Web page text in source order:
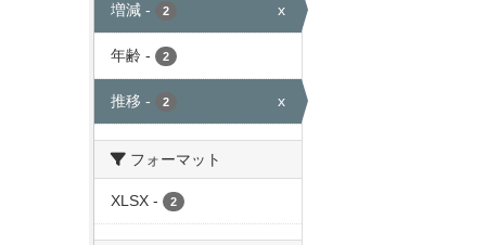
増減 - 2 x
年齢 - 2
推移 - 2 x
フォーマット
XLSX - 2